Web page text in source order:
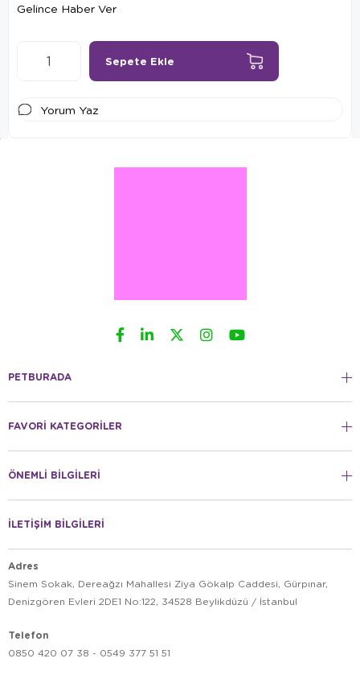
Gelince Haber Ver
Yorum Yaz
PETBURADA
FAVORİ KATEGORİLER
ÖNEMLİ BİLGİLERİ
İLETİŞİM BİLGİLERİ
Adres
Sinem Sokak, Dereağzı Mahallesi Ziya Gökalp Caddesi, Gürpınar,
Denizgören Evleri 2DE1 No:122, 34528 Beylikdüzü / İstanbul
Telefon
0850 420 07 38 - 0549 377 51 51